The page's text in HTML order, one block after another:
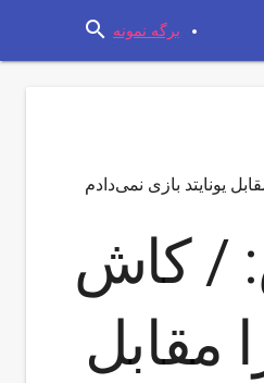
برگه نمونه search
یونایتد بازی نمی‌دادم
/ کاش
مقابل